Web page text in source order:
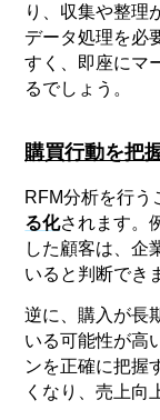
り、収集や整理
データ処理を必
すく、即座にマ
るでしょう。
購買行動を把
RFM分析を行う
る化されます。
した顧客は、企
いると判断でき
逆に、購入が長
いる可能性が高
ンを正確に把握
くなり、売上向